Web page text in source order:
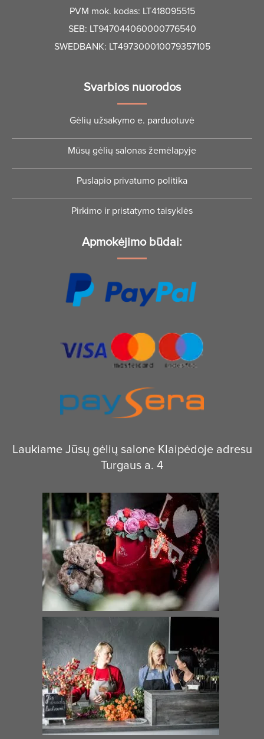
PVM mok. kodas: LT418095515
SEB: LT947044060000776540
SWEDBANK: LT497300010079357105
Svarbios nuorodos
Gėlių užsakymo e. parduotuvė
Mūsų gėlių salonas žemėlapyje
Puslapio privatumo politika
Pirkimo ir pristatymo taisyklės
Apmokėjimo būdai:
Laukiame Jūsų gėlių salone Klaipėdoje adresu
Turgaus a. 4